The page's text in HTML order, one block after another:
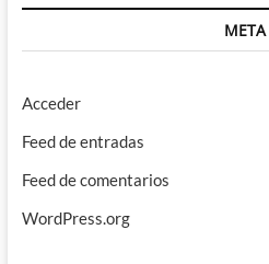
META
Acceder
Feed de entradas
Feed de comentarios
WordPress.org